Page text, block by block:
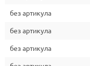
без артикула
без артикула
без артикула